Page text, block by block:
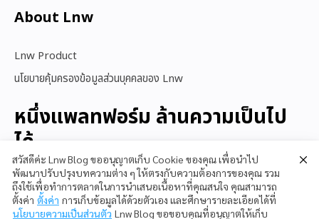
About Lnw​
Lnw Product
นโยบายคุ้มครองข้อมูลส่วนบุคคลของ Lnw
หนึ่งแพลทฟอร์ม ล้านความเป็นไป
ได้
สนใจใช้ LnwShop
สวัสดีค่ะ Lnw Blog ขออนุญาตเก็บ Cookie ของคุณ เพื่อนำไป
พัฒนาปรับปรุงบทความต่าง ๆ ให้ตรงกับความต้องการของคุณ รวม
ถึงใช้เพื่อทำการตลาดในการนำเสนอเนื้อหาที่คุณสนใจ คุณสามารถ
ตั้งค่า ตั้งค่า การเก็บข้อมูลได้ด้วยตัวเอง และศึกษารายละเอียดได้ที่
นโยบายความเป็นส่วนตัว Lnw Blog ขอขอบคุณที่อนุญาตให้เก็บ